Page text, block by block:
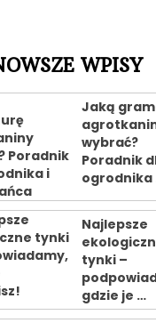
WPISY
Jaką
wybrać?
Poradnik
ogrodnika
Najlepsze
tynki –
gdzie je …